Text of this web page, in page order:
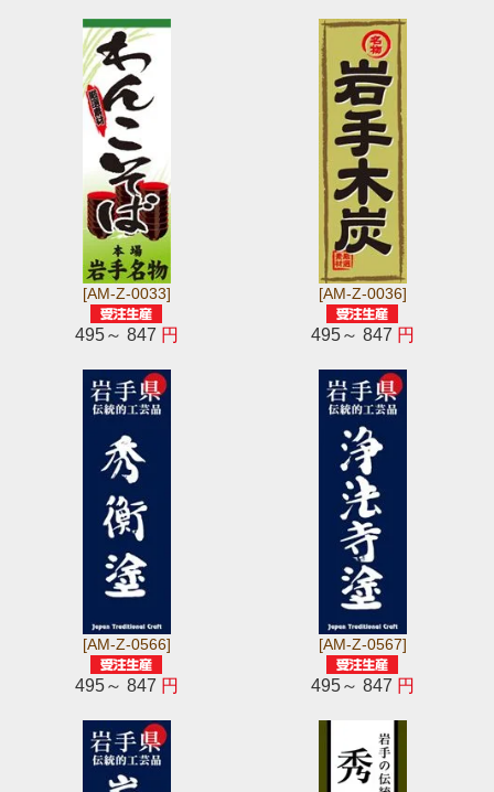
[AM-Z-0033]
495～ 847 円
[AM-Z-0036]
495～ 847 円
[AM-Z-0566]
495～ 847 円
[AM-Z-0567]
495～ 847 円